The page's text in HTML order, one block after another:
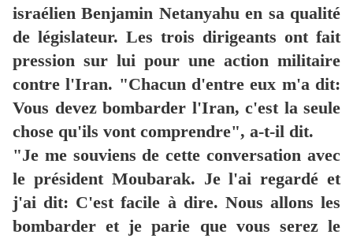
israélien Benjamin Netanyahu en sa qualité
de législateur. Les trois dirigeants ont fait
pression sur lui pour une action militaire
contre l'Iran. "Chacun d'entre eux m'a dit:
Vous devez bombarder l'Iran, c'est la seule
chose qu'ils vont comprendre", a-t-il dit.
"Je me souviens de cette conversation avec
le président Moubarak. Je l'ai regardé et
j'ai dit: C'est facile à dire. Nous allons les
bombarder et je parie que vous serez le